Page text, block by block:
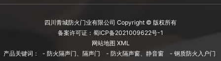
四川青城防火门业有限公司 Copyright © 版权所有
备案许可证：蜀ICP备2021009622号-1
网站地图 XML
产品关键词：
- 防火隔声门、隔声门 - 防火隔声窗、静音窗
- 钢质防火入户门